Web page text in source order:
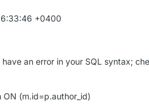
+0400
an error in your SQL syntax;
ON (m.id=p.author_id)